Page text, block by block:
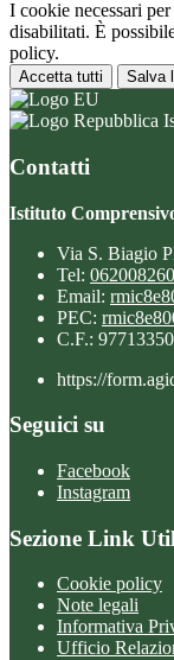
I cookie necessari
disabilitati. È
policy.
Accetta tutti Salva
Contatti
Istituto
Via S. Biagio
Tel: 062008260
Email:
PEC:
C.F.:
https://
Seguici su
Facebook
Instagram
Sezione Link
Cookie policy
Note legali
Informativa
Ufficio